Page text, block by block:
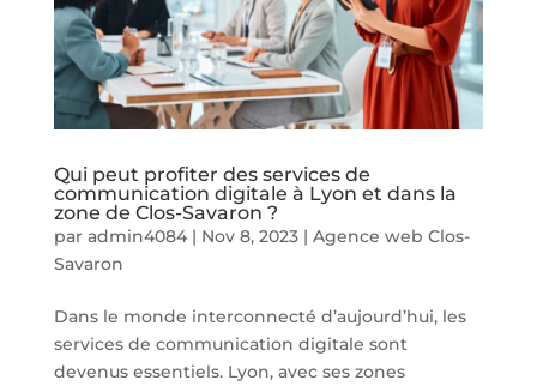
Qui peut profiter des services de
communication digitale à Lyon et dans la
zone de Clos-Savaron ?
par admin4084| Nov 8, 2023| Agence web Clos-
Savaron
Dans le monde interconnecté d’aujourd’hui, les
services de communication digitale sont
devenus essentiels. Lyon, avec ses zones